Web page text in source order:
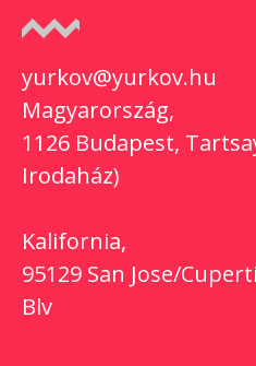
yurkov@yurkov.hu
Magyarország,
1126 Budapest,
Irodaház)
Kalifornia,
95129 San Jose/
Blv